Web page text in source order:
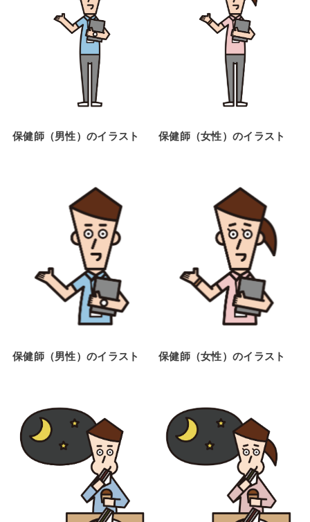
保健師（男性）のイラスト 保健師（女性）のイラスト
保健師（男性）のイラスト 保健師（女性）のイラスト